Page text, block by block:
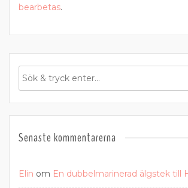
bearbetas.
Senaste kommentarerna
Elin om En dubbelmarinerad älgstek till